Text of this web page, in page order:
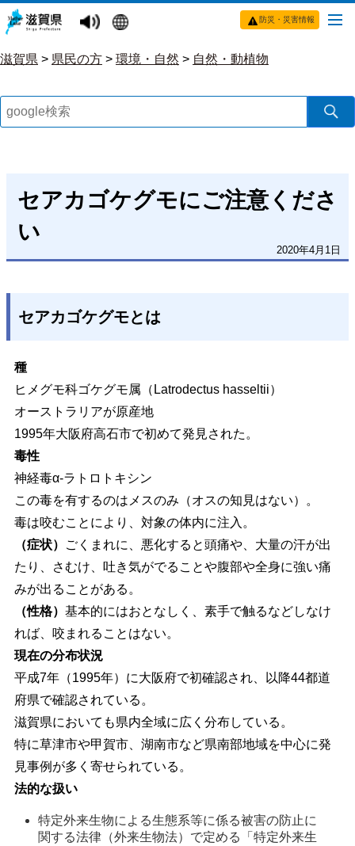
防災・災害情報
滋賀県 > 県民の方 > 環境・自然 > 自然・動植物
セアカゴケグモにご注意くださ
い
2020年4月1日
セアカゴケグモとは
種
ヒメグモ科ゴケグモ属（Latrodectus hasseltii）
オーストラリアが原産地
1995年大阪府高石市で初めて発見された。
毒性
神経毒α-ラトロトキシン
この毒を有するのはメスのみ（オスの知見はない）。
毒は咬むことにより、対象の体内に注入。
（症状）
ごくまれに、悪化すると頭痛や、大量の汗が出
たり、さむけ、吐き気がでることや腹部や全身に強い痛
みが出ることがある。
（性格） 基本的にはおとなしく、素手で触るなどしなけ
れば、咬まれることはない。
現在の分布状況
平成7年（1995年）に大阪府で初確認され、以降44都道
府県で確認されている。
滋賀県においても県内全域に広く分布している。
特に草津市や甲賀市、湖南市など県南部地域を中心に発
見事例が多く寄せられている。
法的な扱い
特定外来生物による生態系等に係る被害の防止に
関する法律（外来生物法）で定める「特定外来生